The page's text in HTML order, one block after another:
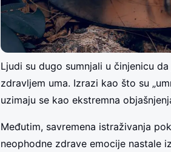
Ljudi su dugo sumnjali u činjenicu
zdravljem uma. Izrazi kao što su
uzimaju se kao ekstremna
Međutim, savremena istraživanja
neophodne zdrave emocije nastale